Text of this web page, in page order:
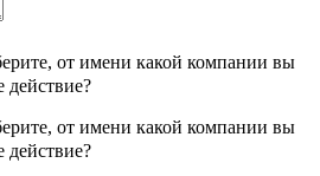
от имени какой компании вы
действие?
от имени какой компании вы
действие?